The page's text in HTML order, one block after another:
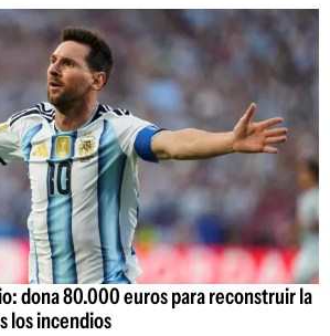
dona 80.000 euros para reconstruir la
los incendios